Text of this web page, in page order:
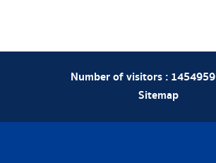
Number of visitors : 1454959
Sitemap